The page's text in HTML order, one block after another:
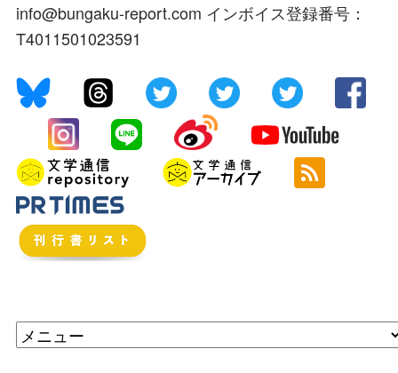
info@bungaku-report.com インボイス登録番号：
T4011501023591